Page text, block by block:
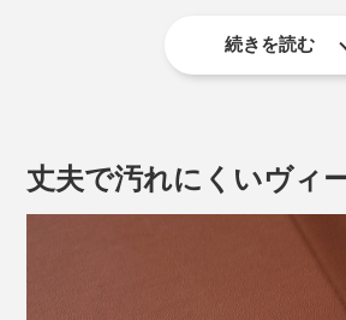
無意識に力んでいた上半身の力が
に。首・肩・背中に無駄な力が入
ークにも集中できます。
さらに、テーブルの高さや好みの
ハイモード／高さ7.5cm（25°の
続きを読む
丈夫で汚れにくいヴィ